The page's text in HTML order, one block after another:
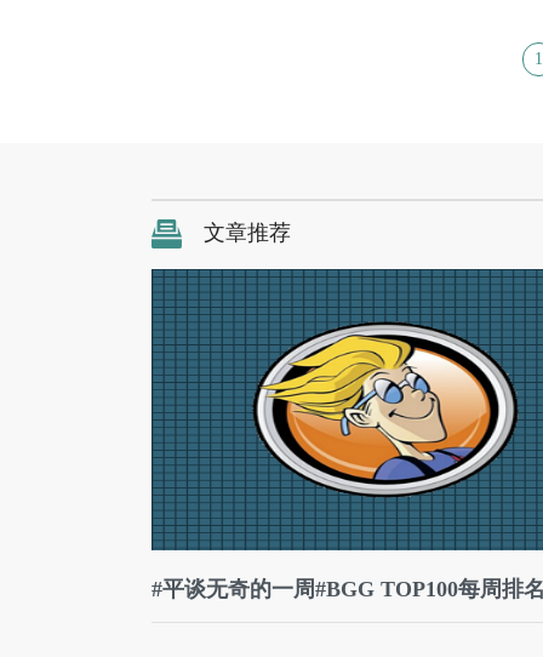
1
文章推荐
#平谈无奇的一周#BGG TOP100每周排